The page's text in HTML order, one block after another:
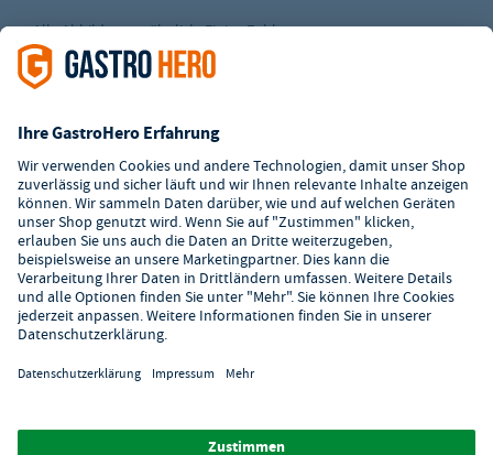
Alle Abbildungen ähnlich. Einige Zahlungsarten
könnenZusatzkostenverursachen.
² Unverbindl. Preisempfehlung des Herstellers
i.H.v. 7,90€ (zzgl. Mwst.)
**Die Tiefpreisgarantie ist nicht mit anderen Aktionen oder
Rabatten kombinierbar.
© 2026 GastroHero - Gastronomiebedarf -